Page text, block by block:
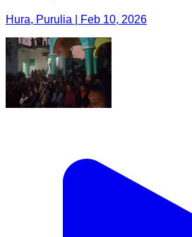
Hura, Purulia | Feb 10, 2026